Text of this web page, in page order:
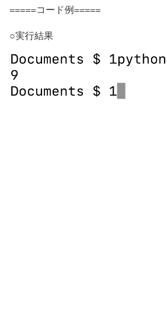
=====コード例=====
○実行結果